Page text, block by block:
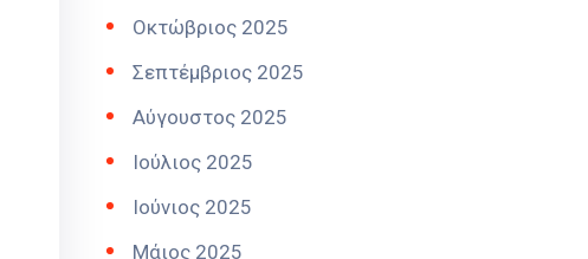
Οκτώβριος 2025
Σεπτέμβριος 2025
Αύγουστος 2025
Ιούλιος 2025
Ιούνιος 2025
Μάιος 2025